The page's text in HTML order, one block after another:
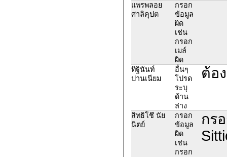
แพรพลอย
ศาลิคุปต
กรอก
ข้อมูล
ผิด
เช่น
กรอก
เมล์
ผิด
ทิฐินันท์
ปานเนียม
อื่นๆ
โปรด
ระบุ
ด้าน
ล่าง
ต้อ
สิทธิโชึ นัย
นิตย์
กรอก
ข้อมูล
ผิด
เช่น
กรอก
กร